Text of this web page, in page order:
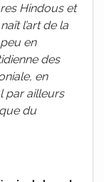
Hindous et
l’art de la
en
des
en
par ailleurs
du